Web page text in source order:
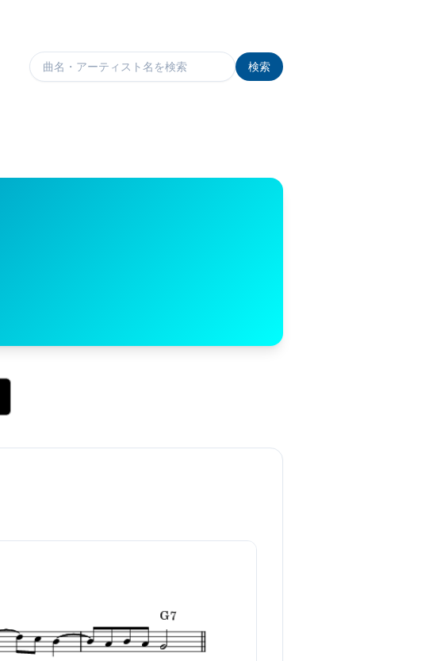
楽曲を検索
検索